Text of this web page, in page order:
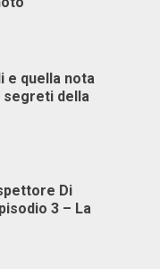
e quella nota
segreti della
Di
3 – La